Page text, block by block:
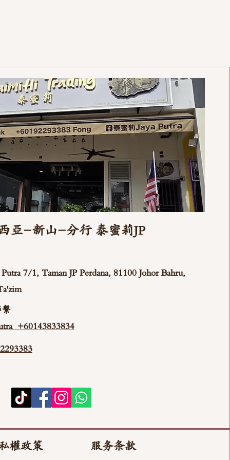
亞-新山-分行 泰蜜莉JP
Putra 7/1, Taman JP Perdana, 81100 Johor Bahru,
繫
+60143833834
權政策 服务条款